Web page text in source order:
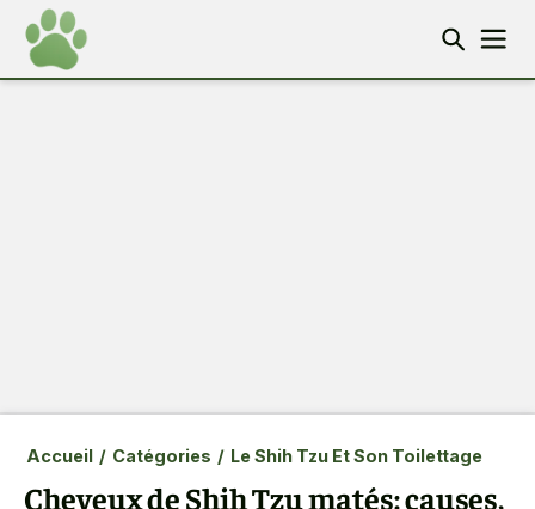
Accueil / Catégories / Le Shih Tzu Et Son Toilettage
Cheveux de Shih Tzu matés: causes,